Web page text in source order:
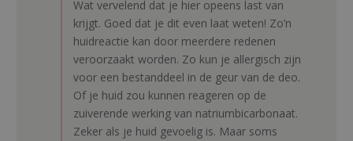
Wat vervelend dat je hier opeens last van
krijgt. Goed dat je dit even laat weten! Zo’n
huidreactie kan door meerdere redenen
veroorzaakt worden. Zo kun je allergisch zijn
voor een bestanddeel in de geur van de deo.
Of je huid zou kunnen reageren op de
zuiverende werking van natriumbicarbonaat.
Zeker als je huid gevoelig is. Maar soms